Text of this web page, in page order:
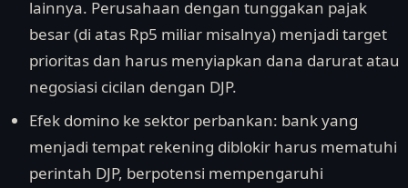
lainnya. Perusahaan dengan tunggakan pajak
besar (di atas Rp5 miliar misalnya) menjadi target
prioritas dan harus menyiapkan dana darurat atau
negosiasi cicilan dengan DJP.
Efek domino ke sektor perbankan: bank yang
menjadi tempat rekening diblokir harus mematuhi
perintah DJP, berpotensi mempengaruhi